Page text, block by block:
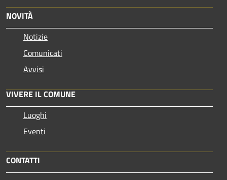
NOVITÀ
Notizie
Comunicati
Avvisi
VIVERE IL COMUNE
Luoghi
Eventi
CONTATTI